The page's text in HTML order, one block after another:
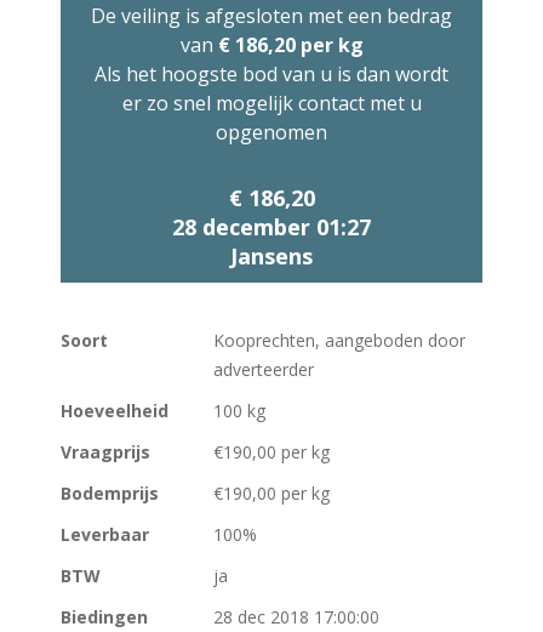
Soort
Kooprechten, aangeboden door
adverteerder
Hoeveelheid
100 kg
Vraagprijs
€190,00 per kg
Bodemprijs
€190,00 per kg
Leverbaar
100%
BTW
ja
Biedingen
28 dec 2018 17:00:00
De veiling is afgesloten met een bedrag
van € 186,20 per kg
Als het hoogste bod van u is dan wordt
er zo snel mogelijk contact met u
opgenomen
€ 186,20
28 december 01:27
Jansens